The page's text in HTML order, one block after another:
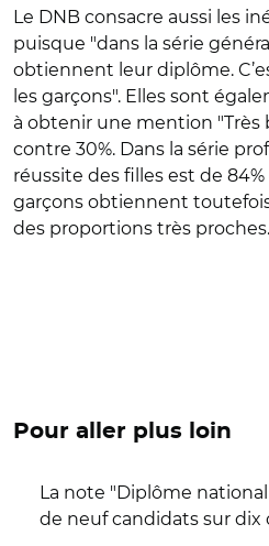
Le DNB consacre aussi les
puisque "dans la série
obtiennent leur diplôme.
les garçons". Elles sont
à obtenir une mention "Très
contre 30%. Dans la série
réussite des filles est de
garçons obtiennent
des proportions très
Pour aller plus loin
La note "Diplôme
de neuf candidats sur dix